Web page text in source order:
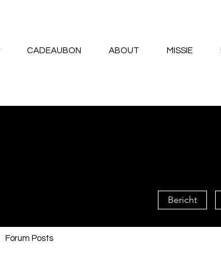
CADEAUBON ABOUT MISSIE
Bericht
Forum Posts